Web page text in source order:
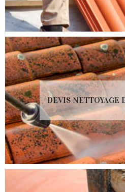
DEVIS NETTOYAGE